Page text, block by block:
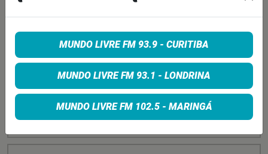
PEÇA SUA MÚSICA
Quer sugerir uma música para rolar na minha
programação? É só preencher os campos abaixo:
MUNDO LIVRE FM 93.9 - CURITIBA
MUNDO LIVRE FM 93.1 - LONDRINA
MUNDO LIVRE FM 102.5 - MARINGÁ